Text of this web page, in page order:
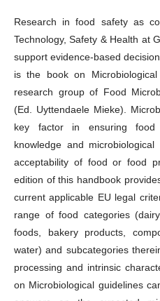
Research in food safety as
Technology, Safety & Health at
support evidence-based
is the book on
research group of Food
(Ed. Uyttendaele Mieke).
key factor in ensuring food
knowledge and
acceptability of food or food
edition of this handbook
current applicable EU legal
range of food categories
foods, bakery products,
water) and subcategories
processing and intrinsic
on Microbiological guidelines